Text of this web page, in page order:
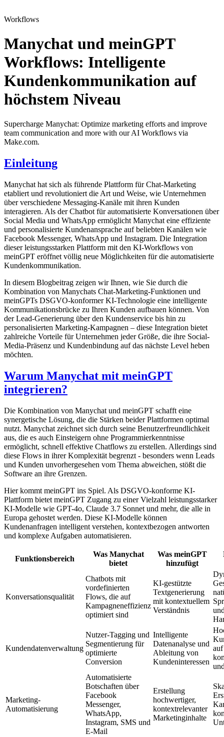
Workflows
Manychat und meinGPT
Workflows: Intelligente
Kundenkommunikation auf
höchstem Niveau
Supercharge Manychat: Optimize marketing efforts and improve
team communication and more with our AI Workflows via
Make.com.
Einleitung
Manychat hat sich als führende Plattform für Chat-Marketing
etabliert und revolutioniert die Art und Weise, wie Unternehmen
über verschiedene Messaging-Kanäle mit ihren Kunden
interagieren. Als der Chatbot für automatisierte Konversationen über
Social Media und WhatsApp ermöglicht Manychat eine effiziente
und personalisierte Kundenansprache auf beliebten Kanälen wie
Facebook Messenger, WhatsApp und Instagram. Die Integration
dieser leistungsstarken Plattform mit den KI-Workflows von
meinGPT eröffnet völlig neue Möglichkeiten für die automatisierte
Kundenkommunikation.
In diesem Blogbeitrag zeigen wir Ihnen, wie Sie durch die
Kombination von Manychats Chat-Marketing-Funktionen und
meinGPTs DSGVO-konformer KI-Technologie eine intelligente
Kommunikationsbrücke zu Ihren Kunden aufbauen können. Von
der Lead-Generierung über den Kundenservice bis hin zu
personalisierten Marketing-Kampagnen – diese Integration bietet
zahlreiche Vorteile für Unternehmen jeder Größe, die ihre Social-
Media-Präsenz und Kundenbindung auf das nächste Level heben
möchten.
Warum Manychat mit meinGPT
integrieren?
Die Kombination von Manychat und meinGPT schafft eine
synergetische Lösung, die die Stärken beider Plattformen optimal
nutzt. Manychat zeichnet sich durch seine Benutzerfreundlichkeit
aus, die es auch Einsteigern ohne Programmierkenntnisse
ermöglicht, schnell effektive Chatflows zu erstellen. Allerdings sind
diese Flows in ihrer Komplexität begrenzt - besonders wenn Leads
und Kunden unvorhergesehen vom Thema abweichen, stößt die
Software an ihre Grenzen.
Hier kommt meinGPT ins Spiel. Als DSGVO-konforme KI-
Plattform bietet meinGPT Zugang zu einer Vielzahl leistungsstarker
KI-Modelle wie GPT-4o, Claude 3.7 Sonnet und mehr, die alle in
Europa gehostet werden. Diese KI-Modelle können
Kundenanfragen intelligent verstehen, kontextbezogen antworten
und komplexe Aufgaben automatisieren.
Funktionsbereich
Was Manychat
bietet
Was meinGPT
hinzufügt
Konversationsqualität
Chatbots mit
vordefinierten
Flows, die auf
Kampagneneffizienz
optimiert sind
KI-gestützte
Textgenerierung
mit kontextuellem
Verständnis
Kundendatenverwaltung
Nutzer-Tagging und
Segmentierung für
optimierte
Conversion
Intelligente
Datenanalyse und
Ableitung von
Kundeninteressen
Marketing-
Automatisierung
Automatisierte
Botschaften über
Facebook
Messenger,
WhatsApp,
Instagram, SMS und
E-Mail
Erstellung
hochwertiger,
kontextrelevanter
Marketinginhalte